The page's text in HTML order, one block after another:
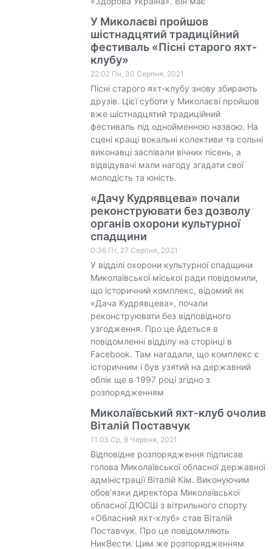
У Миколаєві пройшов
шістнадцятий традиційний
фестиваль «Пісні старого яхт-
клубу»
22:02 Пн, 30 Серпня, 2021
Пісні старого яхт-клубу знову збирають
друзів. Цієї суботи у Миколаєві пройшов
вже шістнадцятий традиційний
фестиваль під однойменною назвою. На
сцені кращі вокальні колективи та сольні
виконавці заспівали вічних пісень, а
відвідувачі мали нагоду згадати свої
молодість та юність.
«Дачу Кудрявцева» почали
реконструювати без дозволу
органів охорони культурної
спадщини
0:36 Пт, 27 Серпня, 2021
У відділі охорони культурної спадщини
Миколаївської міської ради повідомили,
що історичний комплекс, відомий як
«Дача Кудрявцева», почали
реконструювати без відповідного
узгодження. Про це йдеться в
повідомленні відділу на сторінці в
Facebook. Там нагадали, що комплекс є
історичним і був узятий на державний
облік ще в 1997 році згідно з
розпорядженням
Миколаївський яхт-клуб очолив
Віталій Поставчук
11:05 Ср, 9 Червня, 2021
Відповідне розпорядження підписав
голова Миколаївської обласної державної
адміністрації Віталій Кім. Виконуючим
обов’язки директора Миколаївської
обласної ДЮСШ з вітрильного спорту
«Обласний яхт-клуб» став Віталій
Поставчук. Про це повідомляють
НикВести. Цим же розпорядженням